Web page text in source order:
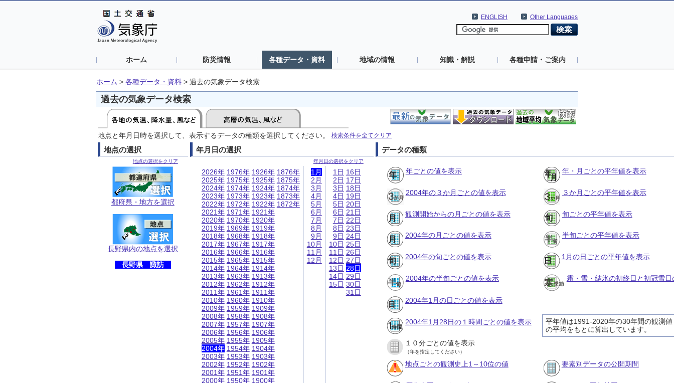
Other Languages
ENGLISH
ホーム 防災情報 各種データ・資料 地域の情報 知識・解説 各種申請・ご案内
ホーム > 各種データ・資料 > 過去の気象データ検索
過去の気象データ検索
地点と年月日時を選択して、表示するデータの種類を選択してください。 検索条件を全てクリア
地点の選択
地点の選択をクリア
都府県・地方を選択
長野県内の地点を選択
長野県 諏訪
年月日の選択
年月日の選択をクリア
2026年
2025年
2024年
2023年
2022年
2021年
2020年
2019年
2018年
2017年
2016年
2015年
2014年
2013年
2012年
2011年
2010年
2009年
2008年
2007年
2006年
2005年
2004年
2003年
2002年
2001年
2000年
1976年
1975年
1974年
1973年
1972年
1971年
1970年
1969年
1968年
1967年
1966年
1965年
1964年
1963年
1962年
1961年
1960年
1959年
1958年
1957年
1956年
1955年
1954年
1953年
1952年
1951年
1950年
1926年
1925年
1924年
1923年
1922年
1921年
1920年
1919年
1918年
1917年
1916年
1915年
1914年
1913年
1912年
1911年
1910年
1909年
1908年
1907年
1906年
1905年
1904年
1903年
1902年
1901年
1900年
1876年
1875年
1874年
1873年
1872年
1月
2月
3月
4月
5月
6月
7月
8月
9月
10月
11月
12月
1日
2日
3日
4日
5日
6日
7日
8日
9日
10日
11日
12日
13日
14日
15日
16日
17日
18日
19日
20日
21日
22日
23日
24日
25日
26日
27日
28日
29日
30日
31日
データの種類
年ごとの値を表示 年・月ごとの平年値を表示
2004年の３か月ごとの値を表示 ３か月ごとの平年値を表示
観測開始からの月ごとの値を表示 旬ごとの平年値を表示
2004年の月ごとの値を表示 半旬ごとの平年値を表示
2004年の旬ごとの値を表示 1月の日ごとの平年値を表示
2004年の半旬ごとの値を表示 霜・雪・結氷の初終日と初冠雪
2004年1月の日ごとの値を表示
平年値は1991-2020年の30年間の観測値
の平均をもとに算出しています。
2004年1月28日の１時間ごとの値を表示
１０分ごとの値を表示
（年を指定してください）
地点ごとの観測史上1～10位の値 要素別データの公開期間